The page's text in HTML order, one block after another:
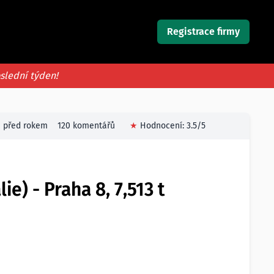
Registrace firmy
týden!
před rokem 120 komentářů ★ Hodnocení: 3.5/5
- Praha 8, 7,513 t